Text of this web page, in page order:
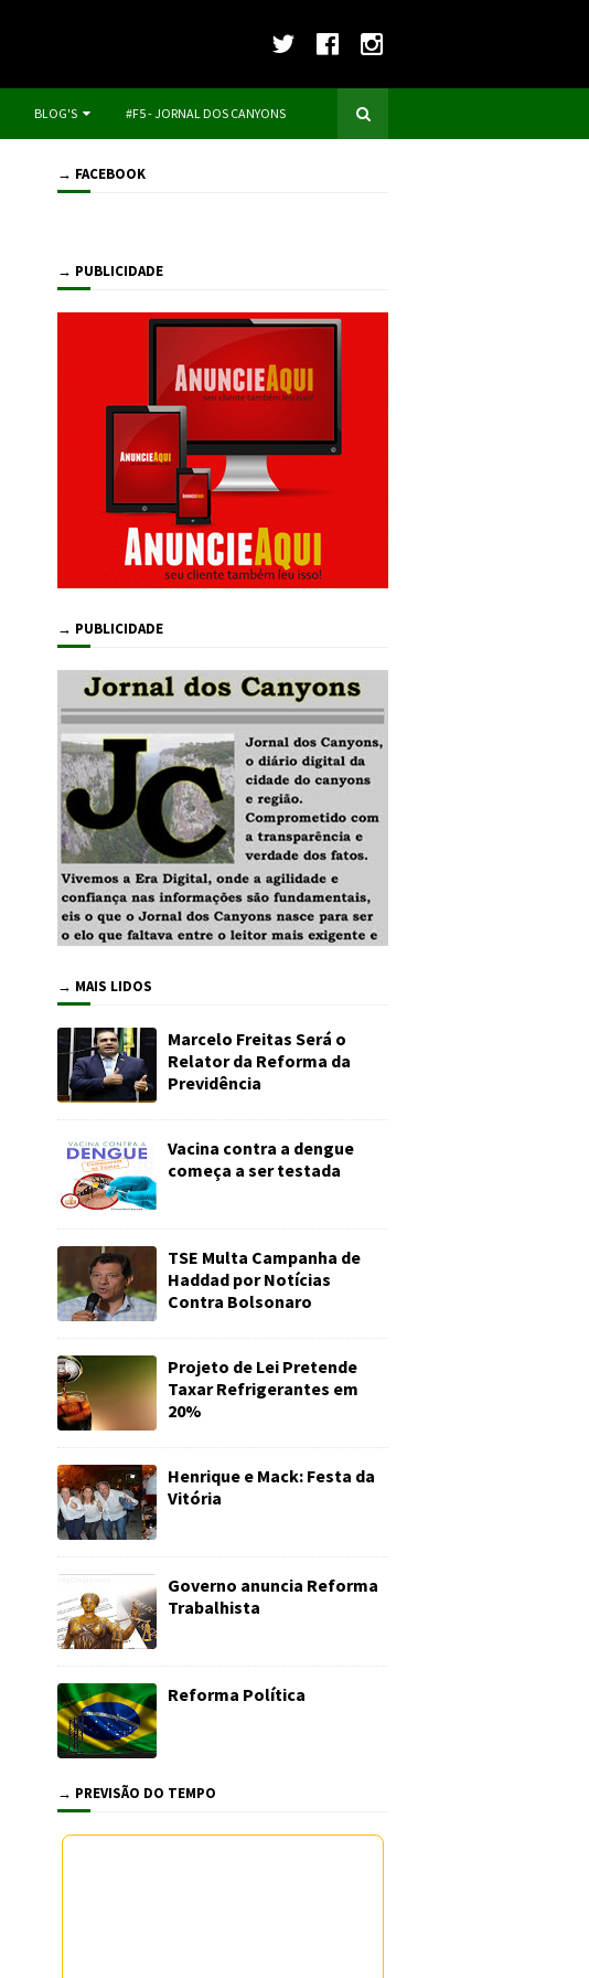
BLOG'S #F5 - JORNAL DOS CANYONS
→ FACEBOOK
→ PUBLICIDADE
→ PUBLICIDADE
→ MAIS LIDOS
Marcelo Freitas Será o
Relator da Reforma da
Previdência
Vacina contra a dengue
começa a ser testada
TSE Multa Campanha de
Haddad por Notícias
Contra Bolsonaro
Projeto de Lei Pretende
Taxar Refrigerantes em
20%
Henrique e Mack: Festa da
Vitória
Governo anuncia Reforma
Trabalhista
Reforma Política
→ PREVISÃO DO TEMPO